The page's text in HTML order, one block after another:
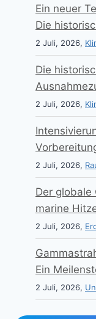
Ein neuer
Die
2 Juli, 2026,
Die
2 Juli, 2026,
2 Juli, 2026,
Der globale
marine
2 Juli, 2026,
Ein
2 Juli, 2026,